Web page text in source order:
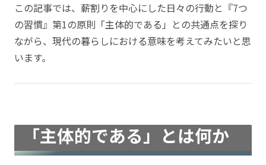
この記事では、薪割りを中心にした日々の行動と『7つ
の習慣』第1の原則「主体的である」との共通点を探り
ながら、現代の暮らしにおける意味を考えてみたいと思
います。
「主体的である」とは何か